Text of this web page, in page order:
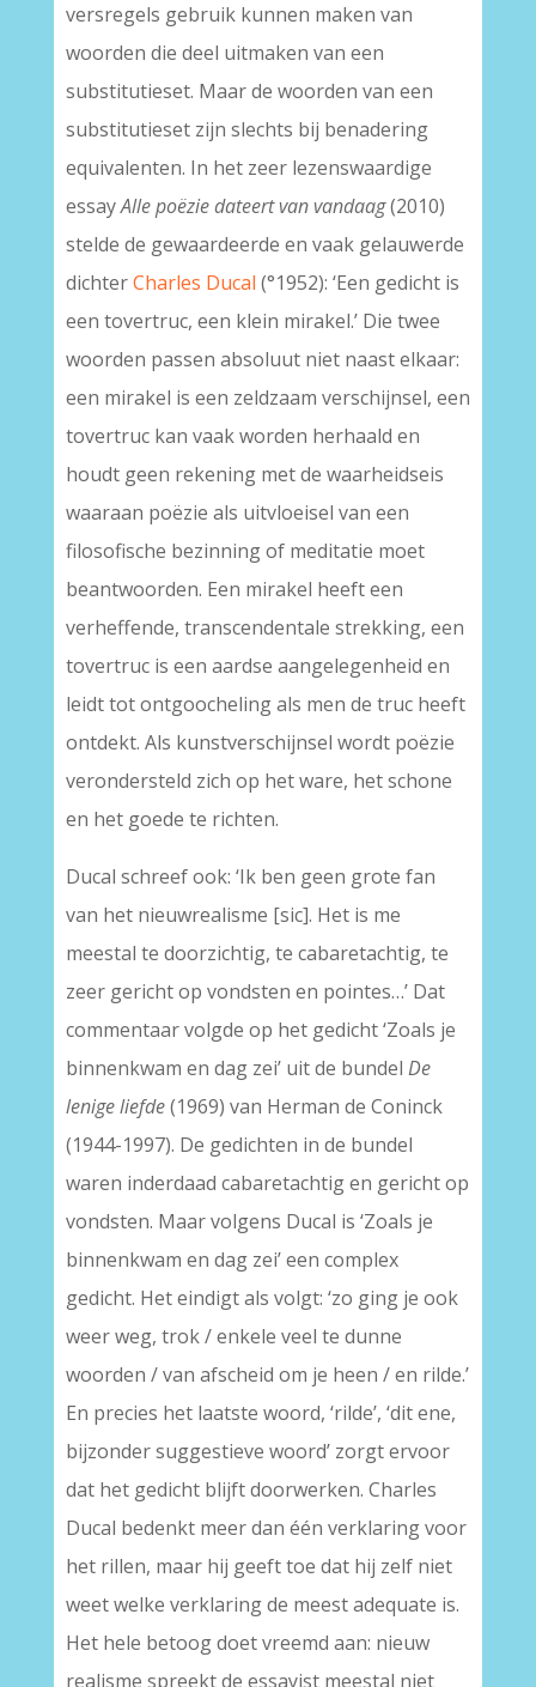
versregels gebruik kunnen maken van
woorden die deel uitmaken van een
substitutieset. Maar de woorden van een
substitutieset zijn slechts bij benadering
equivalenten. In het zeer lezenswaardige
essayAlle poëzie dateert van vandaag(2010)
stelde de gewaardeerde en vaak gelauwerde
dichterCharles Ducal (°1952): ‘Een gedicht is
een tovertruc, een klein mirakel.’ Die twee
woorden passen absoluut niet naast elkaar:
een mirakel is een zeldzaam verschijnsel, een
tovertruc kan vaak worden herhaald en
houdt geen rekening met de waarheidseis
waaraan poëzie als uitvloeisel van een
filosofische bezinning of meditatie moet
beantwoorden. Een mirakel heeft een
verheffende, transcendentale strekking, een
tovertruc is een aardse aangelegenheid en
leidt tot ontgoocheling als men de truc heeft
ontdekt. Als kunstverschijnsel wordt poëzie
verondersteld zich op het ware, het schone
en het goede te richten.
Ducal schreef ook: ‘Ik ben geen grote fan
van het nieuwrealisme [sic]. Het is me
meestal te doorzichtig, te cabaretachtig, te
zeer gericht op vondsten en pointes…’ Dat
commentaar volgde op het gedicht ‘Zoals je
binnenkwam en dag zei’ uit de bundel De
lenige liefde(1969) van Herman de Coninck
(1944-1997). De gedichten in de bundel
waren inderdaad cabaretachtig en gericht op
vondsten. Maar volgens Ducal is ‘Zoals je
binnenkwam en dag zei’ een complex
gedicht. Het eindigt als volgt: ‘zo ging je ook
weer weg, trok / enkele veel te dunne
woorden / van afscheid om je heen / en rilde.’
En precies het laatste woord, ‘rilde’, ‘dit ene,
bijzonder suggestieve woord’ zorgt ervoor
dat het gedicht blijft doorwerken. Charles
Ducal bedenkt meer dan één verklaring voor
het rillen, maar hij geeft toe dat hij zelf niet
weet welke verklaring de meest adequate is.
Het hele betoog doet vreemd aan: nieuw
realisme spreekt de essayist meestal niet